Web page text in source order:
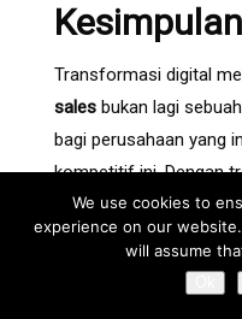
Kesimpulan
Transformasi digital
sales bukan lagi
bagi perusahaan yang
kompetitif ini. Dengan
laporan, dan
akurat, Anda dapat
yang dikeluarkan
We use cookies to
experience on our
will assume